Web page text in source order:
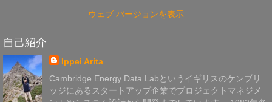
ウェブ バージョンを表示
自己紹介
Ippei Arita
Cambridge Energy Data Labというイギリスのケンブリ
ッジにあるスタートアップ企業でプロジェクトマネジメ